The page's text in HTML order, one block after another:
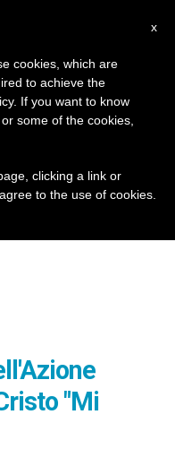
"Mi
x
cookies, which are
to achieve the
If you want to know
some of the cookies,
clicking a link or
to the use of cookies.